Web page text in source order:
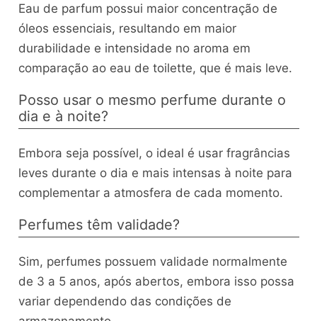
Eau de parfum possui maior concentração de
óleos essenciais, resultando em maior
durabilidade e intensidade no aroma em
comparação ao eau de toilette, que é mais leve.
Posso usar o mesmo perfume durante o
dia e à noite?
Embora seja possível, o ideal é usar fragrâncias
leves durante o dia e mais intensas à noite para
complementar a atmosfera de cada momento.
Perfumes têm validade?
Sim, perfumes possuem validade normalmente
de 3 a 5 anos, após abertos, embora isso possa
variar dependendo das condições de